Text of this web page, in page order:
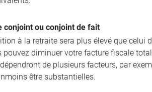
conjoint ou conjoint de fait
à la retraite sera plus élevé que celui
diminuer votre facture fiscale
de plusieurs facteurs, par
être substantielles.